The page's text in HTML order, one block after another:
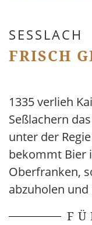
SESSLACH
FRISCH
1335 verlieh
Seßlachern
unter der
bekommt Bier
Oberfranken,
abzuholen und